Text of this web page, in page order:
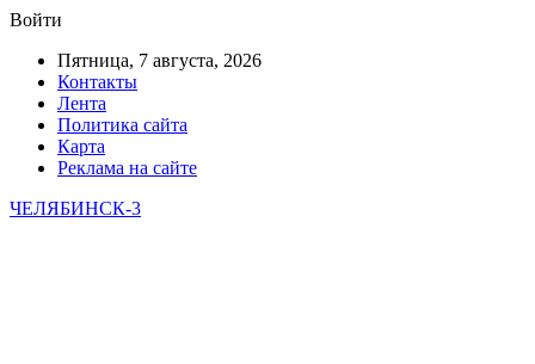
Войти
Пятница, 7 августа, 2026
Контакты
Лента
Политика сайта
Карта
Реклама на сайте
ЧЕЛЯБИНСК-3